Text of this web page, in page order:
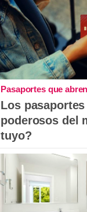
Pasaportes que
Los
poderosos del
tuyo?